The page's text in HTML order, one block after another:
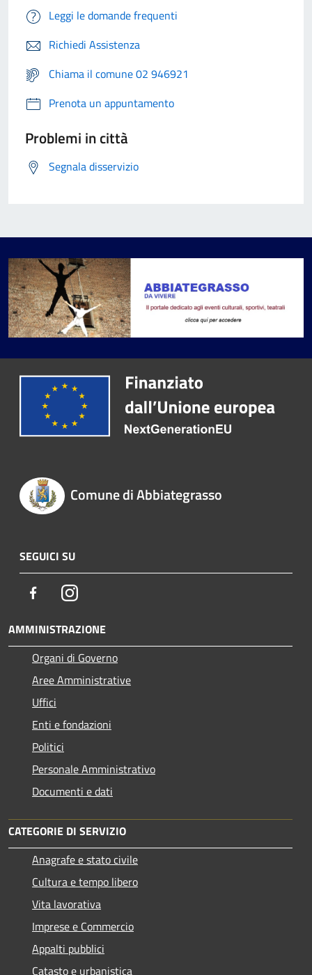
Leggi le domande frequenti
Richiedi Assistenza
Chiama il comune 02 946921
Prenota un appuntamento
Problemi in città
Segnala disservizio
Comune di Abbiategrasso
SEGUICI SU
FacebookInstagram
AMMINISTRAZIONE
Organi di Governo
Aree Amministrative
Uffici
Enti e fondazioni
Politici
Personale Amministrativo
Documenti e dati
CATEGORIE DI SERVIZIO
Anagrafe e stato civile
Cultura e tempo libero
Vita lavorativa
Imprese e Commercio
Appalti pubblici
Catasto e urbanistica